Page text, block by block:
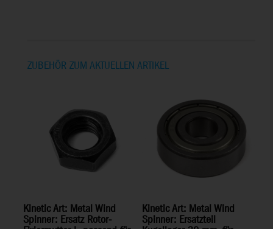
ZUBEHÖR ZUM AKTUELLEN ARTIKEL
Kinetic Art: Metal Wind
Spinner: Ersatz Rotor-
Kinetic Art: Metal Wind
Spinner: Ersatzteil